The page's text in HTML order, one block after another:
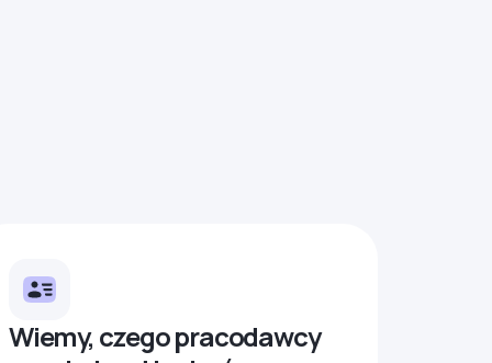
Wiemy, czego pracodawcy